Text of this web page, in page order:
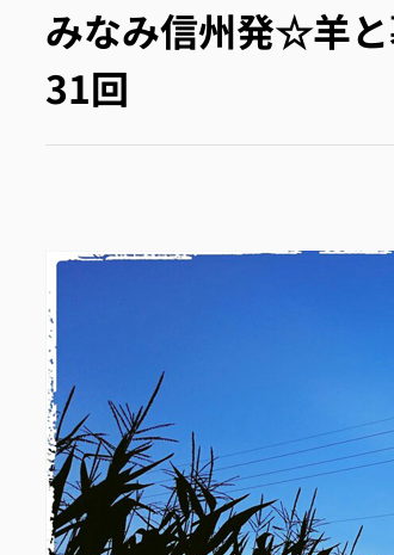
みなみ信州発☆羊
31回